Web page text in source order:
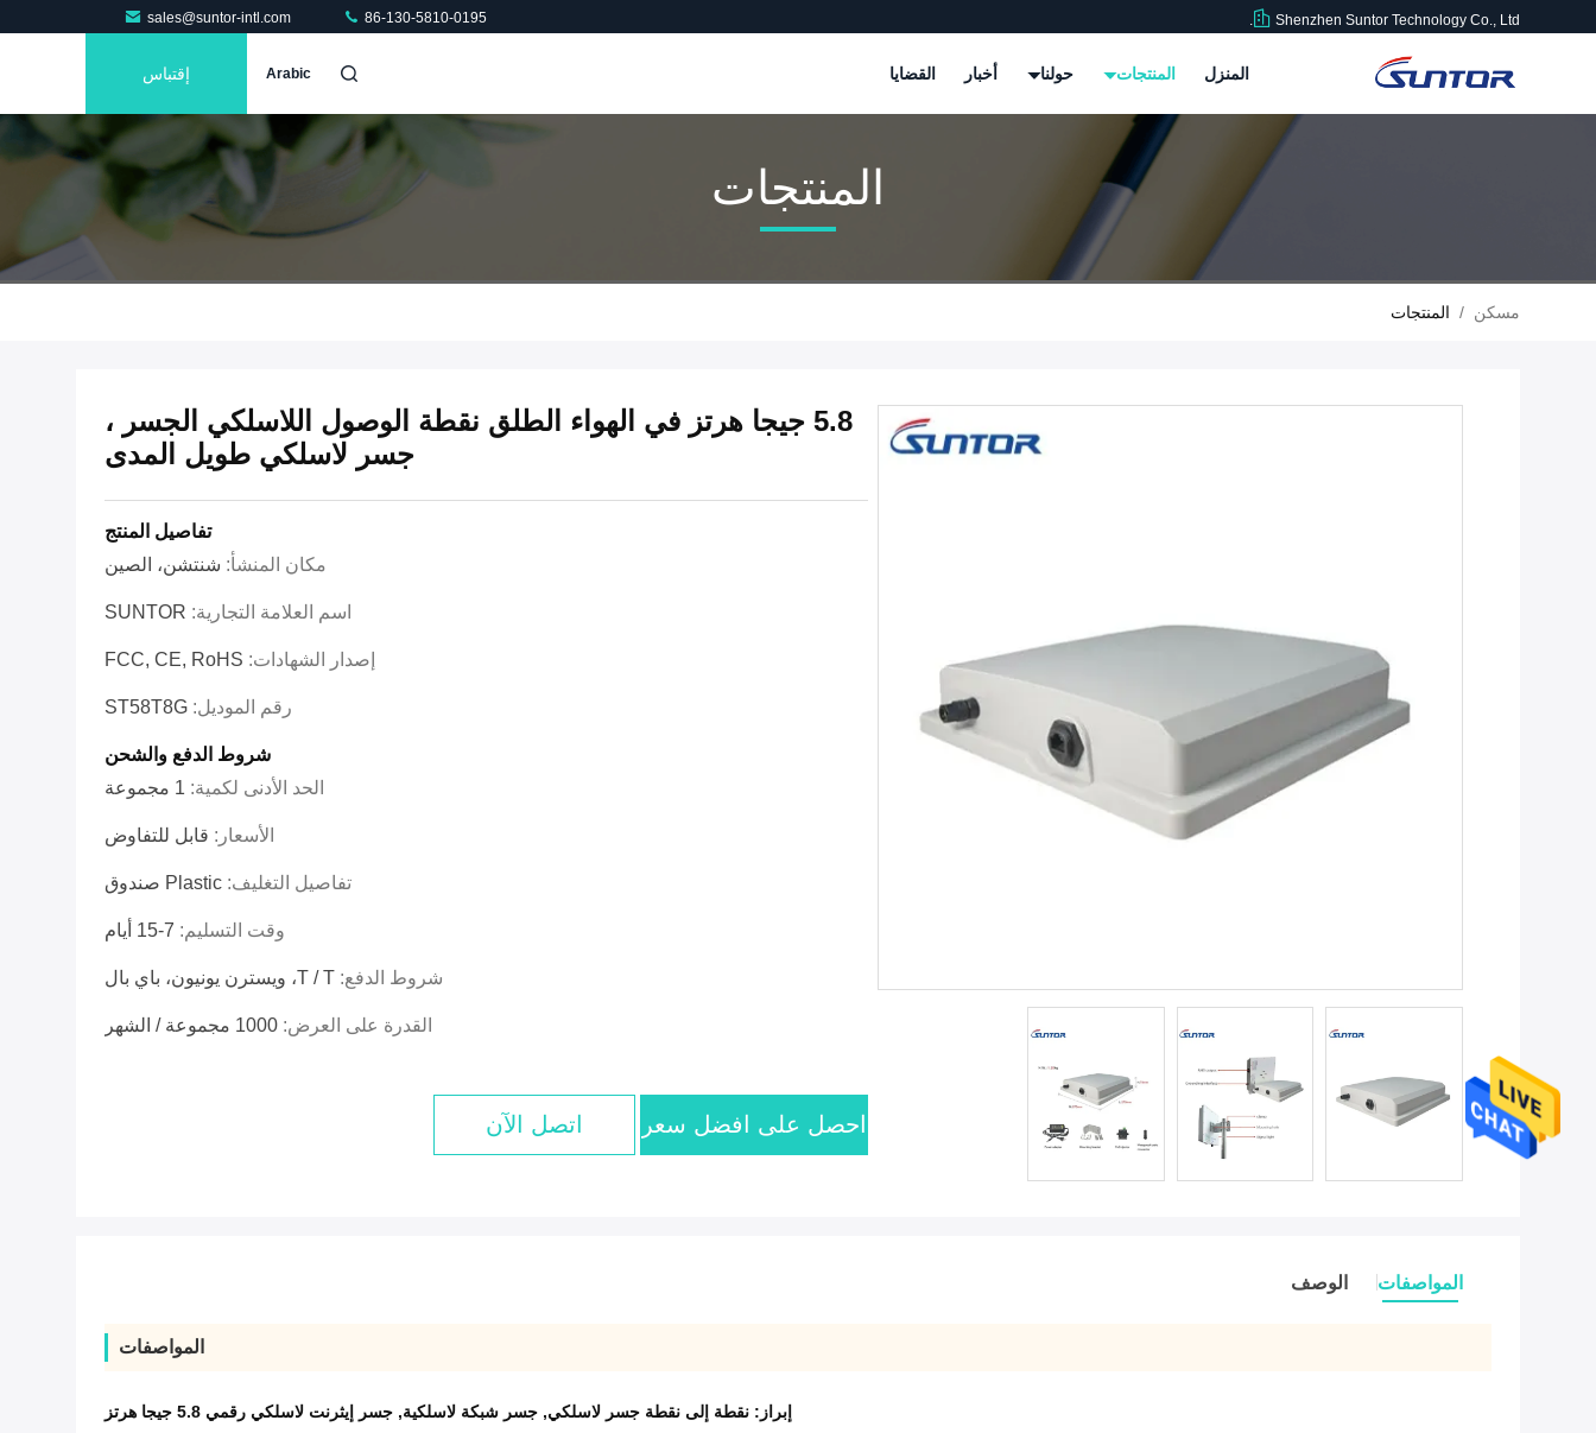
Shenzhen Suntor Technology Co., Ltd.
sales@suntor-intl.com 86-130-5810-0195
المنزل المنتجات حولنا أخبار القضايا Arabic إقتباس
المنتجات
مسكن / المنتجات
5.8 جيجا هرتز في الهواء الطلق نقطة الوصول اللاسلكي الجسر ،
جسر لاسلكي طويل المدى
تفاصيل المنتج
مكان المنشأ: شنتشن، الصين
اسم العلامة التجارية: SUNTOR
إصدار الشهادات: FCC, CE, RoHS
رقم الموديل: ST58T8G
شروط الدفع والشحن
الحد الأدنى لكمية: 1 مجموعة
الأسعار: قابل للتفاوض
تفاصيل التغليف: Plastic صندوق
وقت التسليم: 7-15 أيام
شروط الدفع: T / T، ويسترن يونيون، باي بال
القدرة على العرض: 1000 مجموعة / الشهر
احصل على افضل سعر اتصل الآن
المواصفات الوصف
المواصفات
إبراز: نقطة إلى نقطة جسر لاسلكي, جسر شبكة لاسلكية, جسر إيثرنت لاسلكي رقمي 5.8 جيجا هرتز